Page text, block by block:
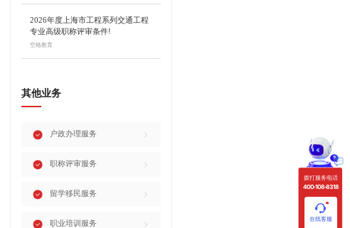
拨打服务电话
400-108-8318
在线客服
2026年度上海市工程系列交通工程
专业高级职称评审条件!
空格教育
其他业务
户政办理服务
职称评审服务
留学移民服务
职业培训服务